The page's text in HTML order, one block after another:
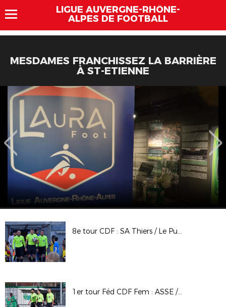
LIGUE AUVERGNE-RHÔNE-
ALPES DE FOOTBALL
MESDAMES FRANCHISSEZ LA BARRIÈRE
À ST-ETIENNE
8e tour CDF : SA Thiers / Le Puy F 43 Auv
1er tour Féd CDF Fem : ASSE / FFYAA